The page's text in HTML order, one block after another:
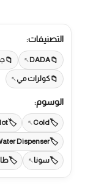
التصنيفات:
DADA
كولرات مي
الوسوم:
Cold
Dispenser
سونا